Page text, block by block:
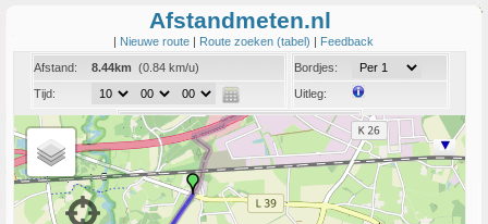
Afstandmeten.nl
| Nieuwe route | Route zoeken (tabel) | Feedback
Afstand:
8.44km (0.84 km/u)
Tijd:
Bordjes:
Uitleg:
Coord:
Info:Link naar deze route